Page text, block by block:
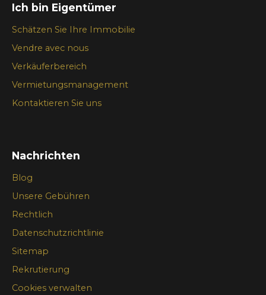
Ich bin Eigentümer
Schätzen Sie Ihre Immobilie
Vendre avec nous
Verkäuferbereich
Vermietungsmanagement
Kontaktieren Sie uns
Nachrichten
Blog
Unsere Gebühren
Rechtlich
Datenschutzrichtlinie
Sitemap
Rekrutierung
Cookies verwalten